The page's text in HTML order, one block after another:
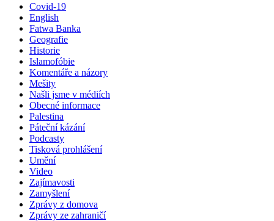
Covid-19
English
Fatwa Banka
Geografie
Historie
Islamofóbie
Komentáře a názory
Mešity
Našli jsme v médiích
Obecné informace
Palestina
Páteční kázání
Podcasty
Tisková prohlášení
Umění
Video
Zajímavosti
Zamyšlení
Zprávy z domova
Zprávy ze zahraničí